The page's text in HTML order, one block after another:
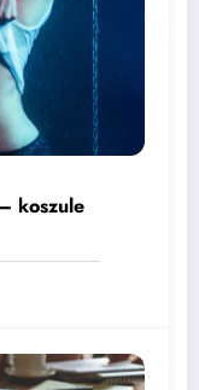
koszule